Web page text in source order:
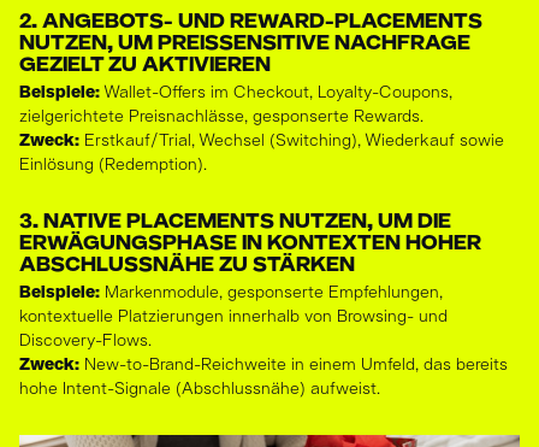
2. ANGEBOTS- UND REWARD-PLACEMENTS
NUTZEN, UM PREISSENSITIVE NACHFRAGE
GEZIELT ZU AKTIVIEREN
Beispiele: Wallet-Offers im Checkout, Loyalty-Coupons,
zielgerichtete Preisnachlässe, gesponserte Rewards.
Zweck: Erstkauf/Trial, Wechsel (Switching), Wiederkauf sowie
Einlösung (Redemption).
3. NATIVE PLACEMENTS NUTZEN, UM DIE
ERWÄGUNGSPHASE IN KONTEXTEN HOHER
ABSCHLUSSNÄHE ZU STÄRKEN
Beispiele: Markenmodule, gesponserte Empfehlungen,
kontextuelle Platzierungen innerhalb von Browsing- und
Discovery-Flows.
Zweck: New-to-Brand-Reichweite in einem Umfeld, das bereits
hohe Intent-Signale (Abschlussnähe) aufweist.